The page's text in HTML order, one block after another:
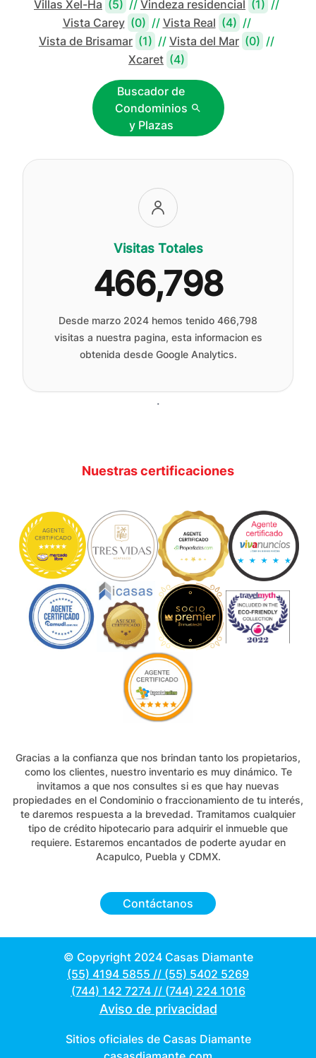
Villas Xel-Ha (5) // Vindeza residencial (1) //
Vista Carey (0) // Vista Real (4) //
Vista de Brisamar (1) // Vista del Mar (0) //
Xcaret (4)
Buscador de
Condominios
y Plazas
Visitas Totales
466,798
Desde marzo 2024 hemos tenido 466,798
visitas a nuestra pagina, esta informacion es
obtenida desde Google Analytics.
.
Nuestras certificaciones
Gracias a la confianza que nos brindan tanto los propietarios,
como los clientes, nuestro inventario es muy dinámico. Te
invitamos a que nos consultes si es que hay nuevas
propiedades en el Condominio o fraccionamiento de tu interés,
te daremos respuesta a la brevedad. Tramitamos cualquier
tipo de crédito hipotecario para adquirir el inmueble que
requiere. Estaremos encantados de poderte ayudar en
Acapulco, Puebla y CDMX.
Contáctanos
© Copyright 2024 Casas Diamante
(55) 4194 5855 // (55) 5402 5269
(744) 142 7274// (744) 224 1016
Aviso de privacidad
Sitios oficiales de Casas Diamante